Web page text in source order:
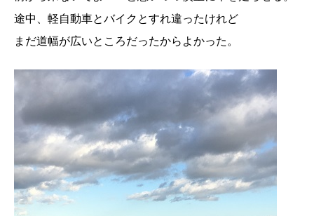
途中、軽自動車とバイクとすれ違ったけれど
まだ道幅が広いところだったからよかった。